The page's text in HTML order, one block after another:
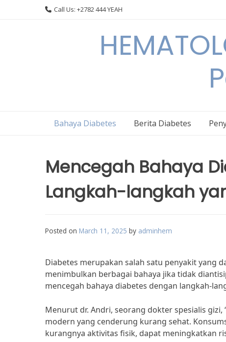
Call Us: +2782 444 YEAH
Bahaya Diabetes Berita Diabetes
Mencegah Bahaya
Langkah-langkah
Posted on March 11, 2025 by adminhem
Diabetes merupakan salah satu penyakit yang
menimbulkan berbagai bahaya jika tidak
mencegah bahaya diabetes dengan langkah-
Menurut dr. Andri, seorang dokter spesialis
modern yang cenderung kurang sehat.
kurangnya aktivitas fisik, dapat meningkatkan